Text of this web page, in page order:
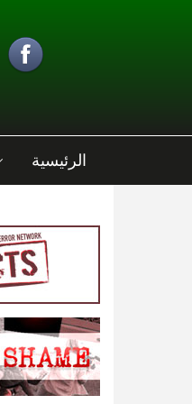
الرئيسية